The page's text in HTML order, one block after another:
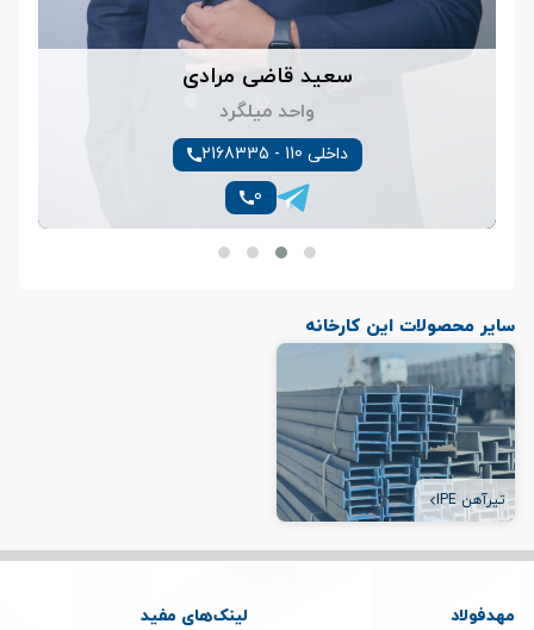
سعید قاضی مرادی
واحد میلگرد
داخلی 110 - 2168335
0
سایر محصولات این کارخانه
تیرآهن IPE
مهدفولاد لینک‌های مفید